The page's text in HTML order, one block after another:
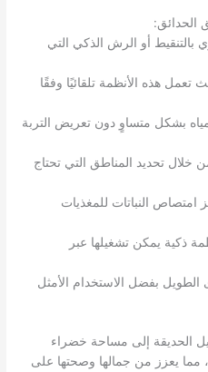
الحدائق:
بالتنقيط أو الرش الذكي التي
تعمل هذه الأنظمة تلقائيًا وفقًا
بشكل متساوٍ دون تعريض التربة
خلال تحديد المناطق التي تحتاج
امتصاص النباتات للمغذيات
ذكية يمكن تشغيلها عبر
الطويل بفضل الاستخدام الأمثل
الحديقة إلى مساحة خضراء
مما يعزز من جمالها وصحتها على